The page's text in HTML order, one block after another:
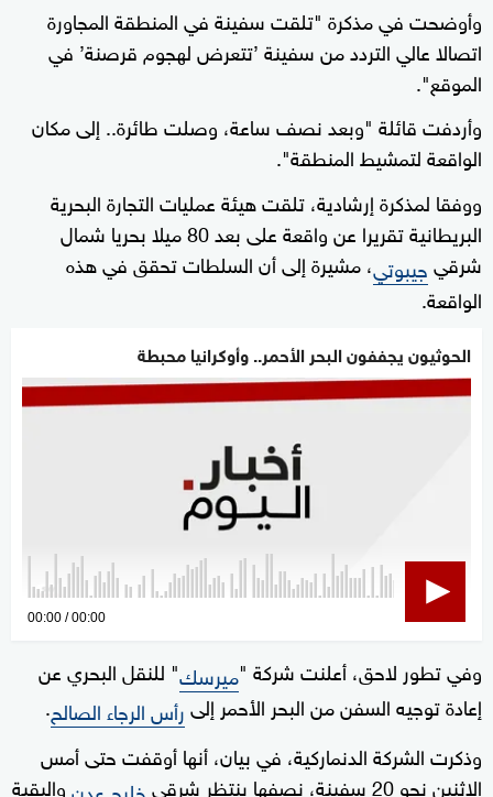
وأوضحت في مذكرة "تلقت سفينة في المنطقة المجاورة
اتصالا عالي التردد من سفينة ’تتعرض لهجوم قرصنة’ في
الموقع".
وأردفت قائلة "وبعد نصف ساعة، وصلت طائرة.. إلى مكان
الواقعة لتمشيط المنطقة".
ووفقا لمذكرة إرشادية، تلقت هيئة عمليات التجارة البحرية
البريطانية تقريرا عن واقعة على بعد 80 ميلا بحريا شمال
شرقيجيبوتي، مشيرة إلى أن السلطات تحقق في هذه
الواقعة.
الحوثيون يجففون البحر الأحمر.. وأوكرانيا محبطة
0
seconds
00:00 00:00
وفي تطور لاحق، أعلنت شركة "ميرسك" للنقل البحري عن
إعادة توجيه السفن من البحر الأحمر إلىرأس الرجاء الصالح.
وذكرت الشركة الدنماركية، في بيان، أنها أوقفت حتى أمس
الاثنين نحو 20 سفينة، نصفها ينتظر شرقي
والبقية